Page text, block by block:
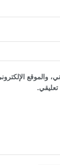
والموقع
تعليقي.